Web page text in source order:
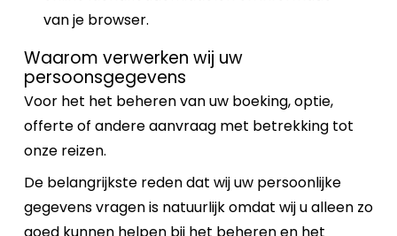
van je browser.
Waarom verwerken wij uw
persoonsgegevens
Voor het het beheren van uw boeking, optie,
offerte of andere aanvraag met betrekking tot
onze reizen.
De belangrijkste reden dat wij uw persoonlijke
gegevens vragen is natuurlijk omdat wij u alleen zo